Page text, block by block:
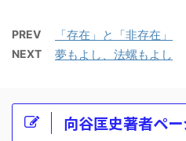
PREV 「存在」と「非存在」
NEXT 夢もよし、法螺もよし
向谷匡史著者ペ